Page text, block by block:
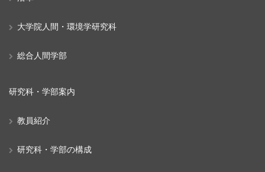
大学院人間・環境学研究科
総合人間学部
研究科・学部案内
教員紹介
研究科・学部の構成